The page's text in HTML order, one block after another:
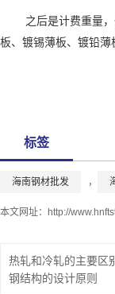
之后是计费重量，也
板、镀锡薄板、镀铅
标签
海南钢材批发 ，
本文网址： http://
热轧和冷轧的主要区
钢结构的设计原则